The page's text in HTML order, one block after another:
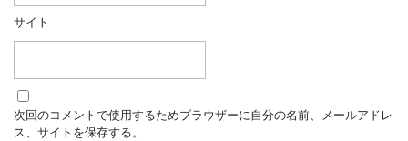
サイト
次回のコメントで使用するためブラウザーに自分の名前、メールアドレ
ス、サイトを保存する。